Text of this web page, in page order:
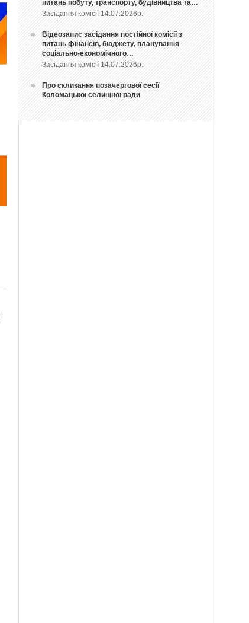
питань побуту, транспорту, будівництва та…
Засідання комісії 14.07.2026р.
Відеозапис засідання постійної комісії з
питань фінансів, бюджету, планування
соціально-економічного…
Засідання комісії 14.07.2026р.
Про скликання позачергової сесії
Коломацької селищної ради